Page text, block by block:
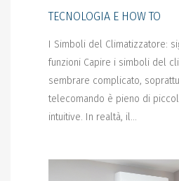
TECNOLOGIA E HOW TO
I Simboli del Climatizzatore:
funzioni Capire i simboli del
sembrare complicato,
telecomando è pieno di
intuitive. In realtà, il...